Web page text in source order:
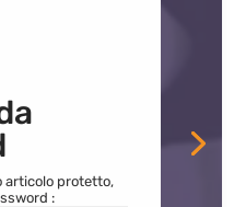
articolo protetto,
: